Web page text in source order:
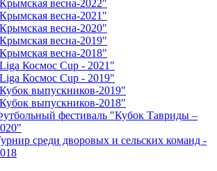
весна-2022"
весна-2021"
весна-2020"
весна-2019"
весна-2018"
Космос Cup - 2021"
Космос Cup - 2019"
выпускников-2019"
выпускников-2018"
фестиваль "Кубок Тавриды –
среди дворовых и сельских команд -